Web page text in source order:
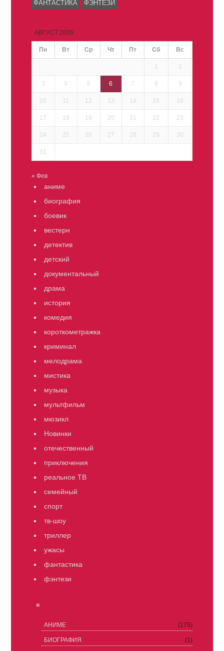
ФАНТАСТИКА ФЭНТЕЗИ
АВГУСТ 2026
Пн Вт Ср Чт Пт Сб Вс
1 2
3 4 5 6 7 8 9
10 11 12 13 14 15 16
17 18 19 20 21 22 23
24 25 26 27 28 29 30
31
« Фев
аниме
биография
боевик
вестерн
детектив
детский
документальный
драма
история
комедия
короткометражка
криминал
мелодрама
мистика
музыка
мультфильм
мюзикл
Новинки
отечественный
приключения
реальное ТВ
семейный
спорт
тв-шоу
триллер
ужасы
фантастика
фэнтези
≡
АНИМЕ (175)
БИОГРАФИЯ (1)